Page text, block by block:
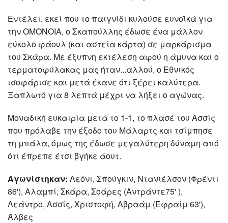
Εντέλει, εκεί που το παιγνίδι κυλούσε ευνοϊκά για
την ΟΜΟΝΟΙΑ, ο Σκαπούλλης έδωσε ένα μάλλον
εύκολο φάουλ (και αστεία κάρτα) σε μαρκάρισμα
του Σκάρα. Με έξυπνη εκτέλεση αφού η άμυνα και ο
τερματοφύλακας μας ήταν...αλλού, ο Εθνικός
ισοφάρισε και μετά έκανε ότι ξέρει καλύτερα.
Ξαπλωτό για 8 λεπτά μέχρι να λήξει ο αγώνας.
Μοναδική ευκαιρία μετά το 1-1, το πλασέ του Ασσίς
που πρόλαβε την έξοδο του Μάλαρτς και τσίμπησε
τη μπάλα, όμως της έδωσε μεγαλύτερη δύναμη από
ότι έπρεπε έτσι βγήκε άουτ.
Αγωνίστηκαν: Λεόνι, Σπούγκιν, Ντανιέλσον (Φρέντι
86'), Αλαμπί, Σκάρα, Σοάρες (Αντράντε75' ),
Λεάντρο, Ασσίς, Χριστοφή, Αβραάμ (Εφραίμ 63'),
Άλβες